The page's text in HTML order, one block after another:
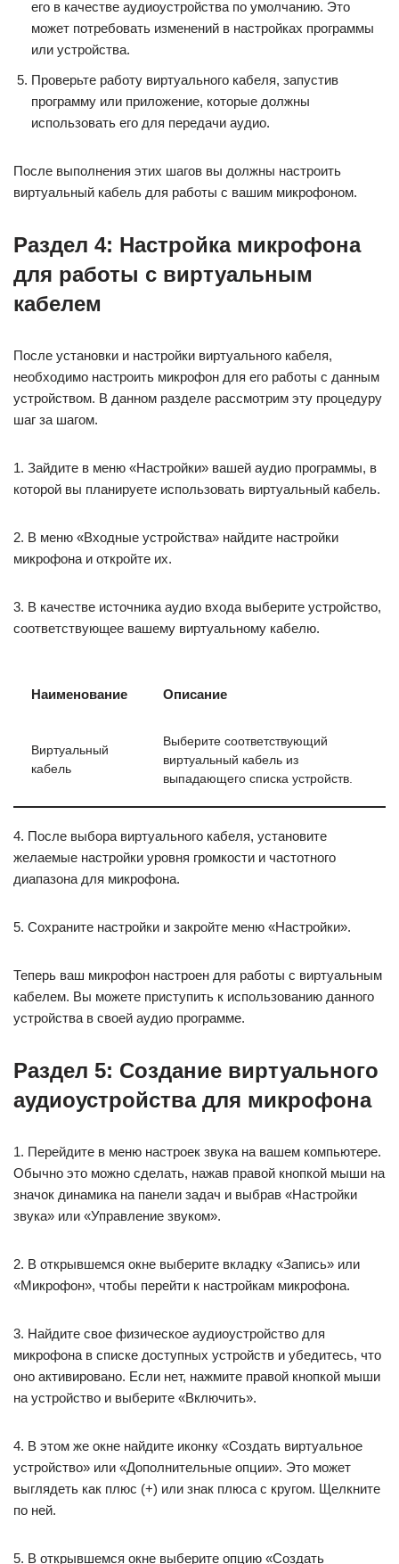
его в качестве аудиоустройства по умолчанию. Это
может потребовать изменений в настройках программы
или устройства.
Проверьте работу виртуального кабеля, запустив
программу или приложение, которые должны
использовать его для передачи аудио.
После выполнения этих шагов вы должны настроить
виртуальный кабель для работы с вашим микрофоном.
Раздел 4: Настройка микрофона
для работы с виртуальным
кабелем
После установки и настройки виртуального кабеля,
необходимо настроить микрофон для его работы с данным
устройством. В данном разделе рассмотрим эту процедуру
шаг за шагом.
1. Зайдите в меню «Настройки» вашей аудио программы, в
которой вы планируете использовать виртуальный кабель.
2. В меню «Входные устройства» найдите настройки
микрофона и откройте их.
3. В качестве источника аудио входа выберите устройство,
соответствующее вашему виртуальному кабелю.
Наименование Описание
Виртуальный
кабель
Выберите соответствующий
виртуальный кабель из
выпадающего списка устройств.
4. После выбора виртуального кабеля, установите
желаемые настройки уровня громкости и частотного
диапазона для микрофона.
5. Сохраните настройки и закройте меню «Настройки».
Теперь ваш микрофон настроен для работы с виртуальным
кабелем. Вы можете приступить к использованию данного
устройства в своей аудио программе.
Раздел 5: Создание виртуального
аудиоустройства для микрофона
1. Перейдите в меню настроек звука на вашем компьютере.
Обычно это можно сделать, нажав правой кнопкой мыши на
значок динамика на панели задач и выбрав «Настройки
звука» или «Управление звуком».
2. В открывшемся окне выберите вкладку «Запись» или
«Микрофон», чтобы перейти к настройкам микрофона.
3. Найдите свое физическое аудиоустройство для
микрофона в списке доступных устройств и убедитесь, что
оно активировано. Если нет, нажмите правой кнопкой мыши
на устройство и выберите «Включить».
4. В этом же окне найдите иконку «Создать виртуальное
устройство» или «Дополнительные опции». Это может
выглядеть как плюс (+) или знак плюса с кругом. Щелкните
по ней.
5. В открывшемся окне выберите опцию «Создать